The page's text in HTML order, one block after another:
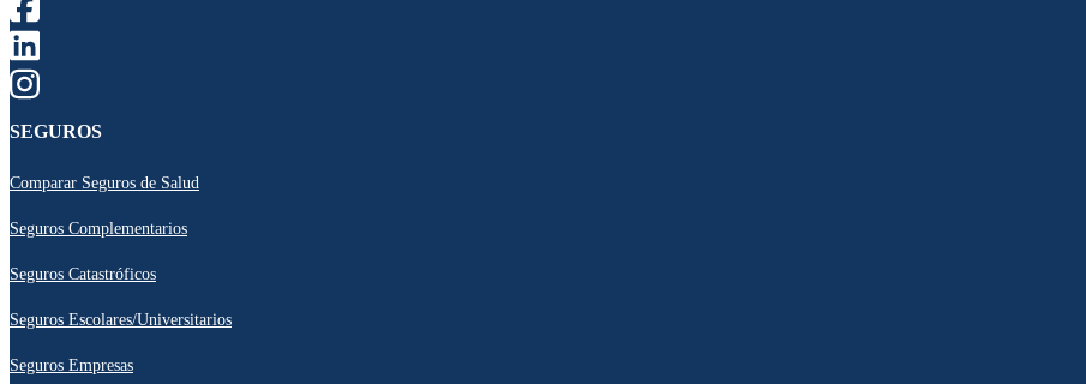
SEGUROS
Comparar Seguros de Salud
Seguros Complementarios
Seguros Catastróficos
Seguros Escolares/Universitarios
Seguros Empresas